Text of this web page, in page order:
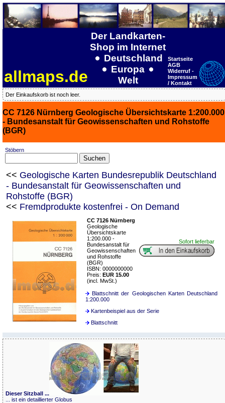
allmaps.de
Der Landkarten-
Shop im Internet
Deutschland
Europa
Welt
Startseite
AGB
Widerruf -
Impressum
/ Kontakt
Der Einkaufskorb ist noch leer.
CC 7126 Nürnberg Geologische Übersichtskarte 1:200.000
- Bundesanstalt für Geowissenschaften und Rohstoffe
(BGR)
Stöbern
<< Geologische Karten Bundesrepublik Deutschland
- Bundesanstalt für Geowissenschaften und
Rohstoffe (BGR)
<< Fremdprodukte kostenfrei - On Demand
CC 7126 Nürnberg
Geologische
Übersichtskarte
1:200.000 -
Bundesanstalt für
Geowissenschaften
und Rohstoffe
(BGR)
ISBN: 0000000000
Preis: EUR 15.00
(incl. MwSt.)
Sofort lieferbar
Blattschnitt der Geologischen Karten Deutschland
1:200.000
Kartenbeispiel aus der Serie
Blattschnitt
Dieser Sitzball ...
... ist ein detaillierter Globus